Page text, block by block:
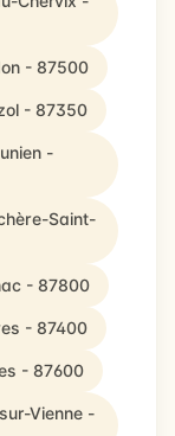
- 87500
- 87350
-
Saint-
- 87800
- 87400
- 87600
Vienne -